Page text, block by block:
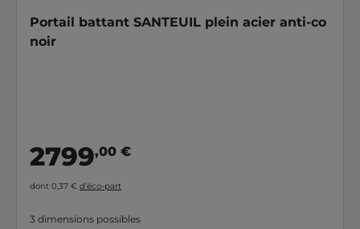
Portail battant SANTEUIL plein acier anti-co
noir
2799,00 €
dont 0,37 € d’éco-part
3 dimensions possibles